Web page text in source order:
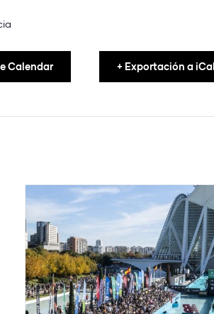
Calendar + Exportación a iCal